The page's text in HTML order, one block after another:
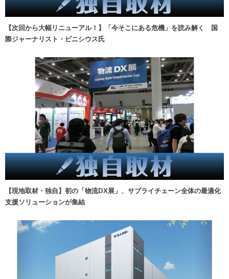
【次回から大幅リニューアル！】「今そこにある危機」を読み解く 国
際ジャーナリスト・ビニシウス氏
【現地取材・独自】初の「物流DX展」、サプライチェーン全体の最適化
支援ソリューションが集結